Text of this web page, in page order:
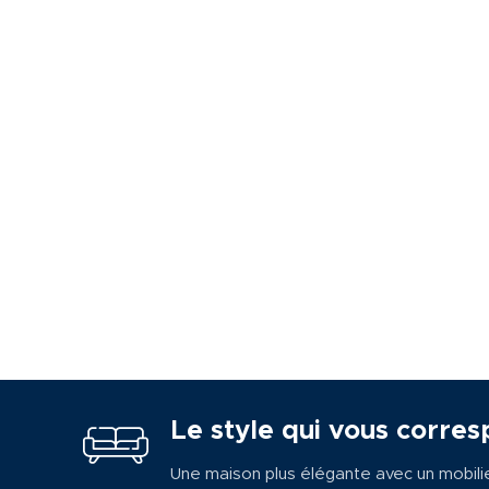
Le style qui vous
Une maison plus élégante avec un